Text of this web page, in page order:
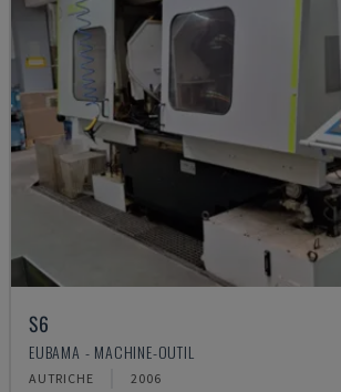
S6
EUBAMA - MACHINE-OUTIL
AUTRICHE 2006